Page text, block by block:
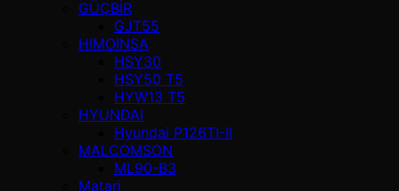
GÜÇBİR
GJT55
HIMOINSA
HSY30
HSY50 T5
HYW13 T5
HYUNDAI
Hyundai P126TI-II
MALCOMSON
ML90-B3
Matari